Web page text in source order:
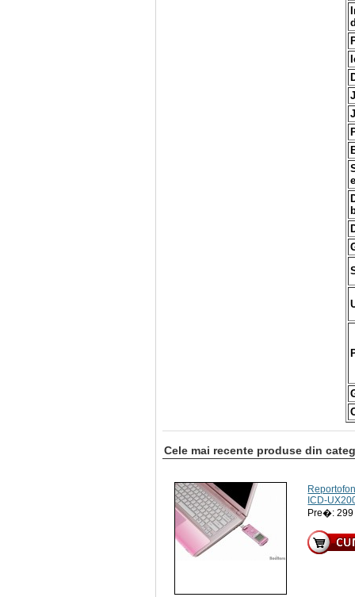
Cele mai recente produse din
ICD-
Pre�: 299